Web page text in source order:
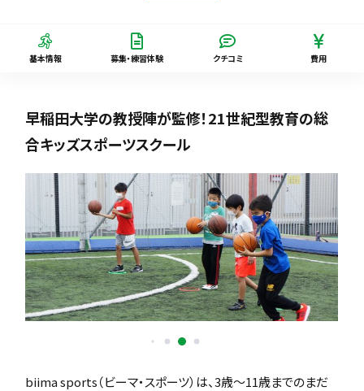
基本情報 募集・練習体験 クチコミ 費用
早稲田大学の教授陣が監修！21世紀型教育の総
合キッズスポーツスクール
biima sports（ビーマ・スポーツ）は、3歳〜11歳までのまだ